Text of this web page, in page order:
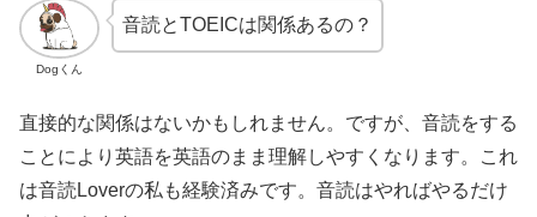
Dogくん
音読とTOEICは関係あるの？
直接的な関係はないかもしれません。ですが、音読をする
ことにより英語を英語のまま理解しやすくなります。これ
は音読Loverの私も経験済みです。音読はやればやるだけ